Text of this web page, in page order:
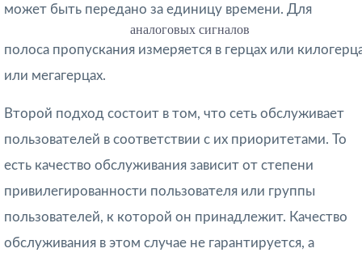
может быть передано за единицу времени. Для
аналоговых сигналов
полоса пропускания измеряется в герцах или
или мегагерцах.
Второй подход состоит в том, что сеть обслуживает
пользователей в соответствии с их приоритетами. То
есть качество обслуживания зависит от степени
привилеги­рованности пользователя или группы
пользователей, к которой он принадлежит. Качество
обслуживания в этом случае не гарантируется, а